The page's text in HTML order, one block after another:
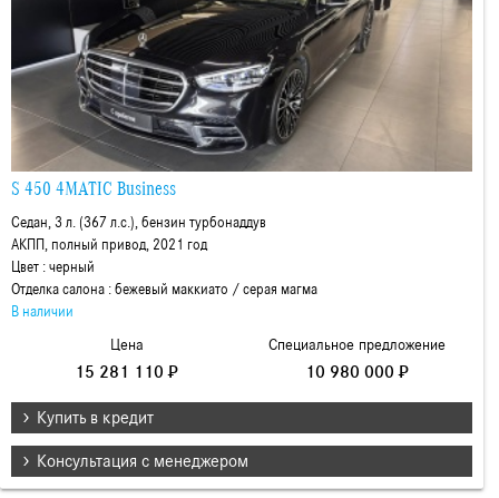
S 450 4MATIC Business
Седан, 3 л. (367 л.с.), бензин турбонаддув
АКПП, полный привод, 2021 год
Цвет : черный
Отделка салона : бежевый маккиато / серая магма
В наличии
Цена
15 281 110 ₽
Специальное предложение
10 980 000 ₽
Купить в кредит
Консультация с менеджером